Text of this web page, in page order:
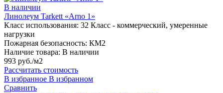
В наличии
Линолеум Tarkett «Arno 1»
Класс использования: 32 Класс - коммерческий, умеренные
нагрузки
Пожарная безопасность: КМ2
Наличие товара: В наличии
993 руб./м2
Рассчитать стоимость
В избранное В избранном
Сравнить